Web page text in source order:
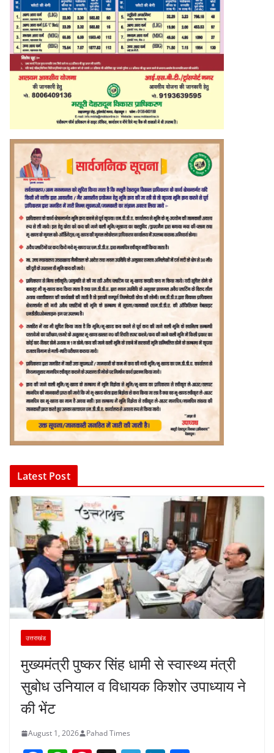
Latest Post
उत्तराखंड
मुख्यमंत्री पुष्कर सिंह धामी से स्वास्थ्य मंत्री
सुबोध उनियाल व विधायक किशोर उपाध्याय ने
की भेंट
August 1, 2026 Pahad Times